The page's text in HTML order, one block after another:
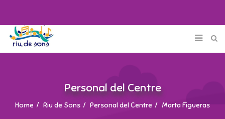
Personal del Centre
Home Riu de Sons Personal del Centre Marta Figueras